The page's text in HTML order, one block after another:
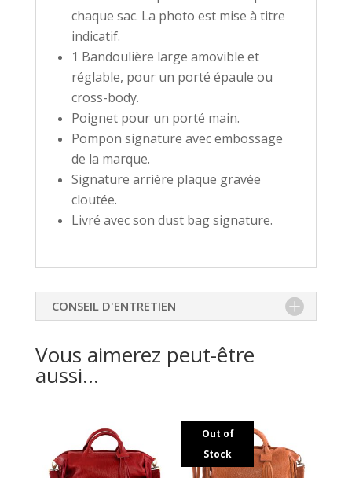
chaque sac. La photo est mise à titre
indicatif.
1 Bandoulière large amovible et
réglable, pour un porté épaule ou
cross-body.
Poignet pour un porté main.
Pompon signature avec embossage
de la marque.
Signature arrière plaque gravée
cloutée.
Livré avec son dust bag signature.
CONSEIL D'ENTRETIEN
Vous aimerez peut-être
aussi…
Out of
Stock